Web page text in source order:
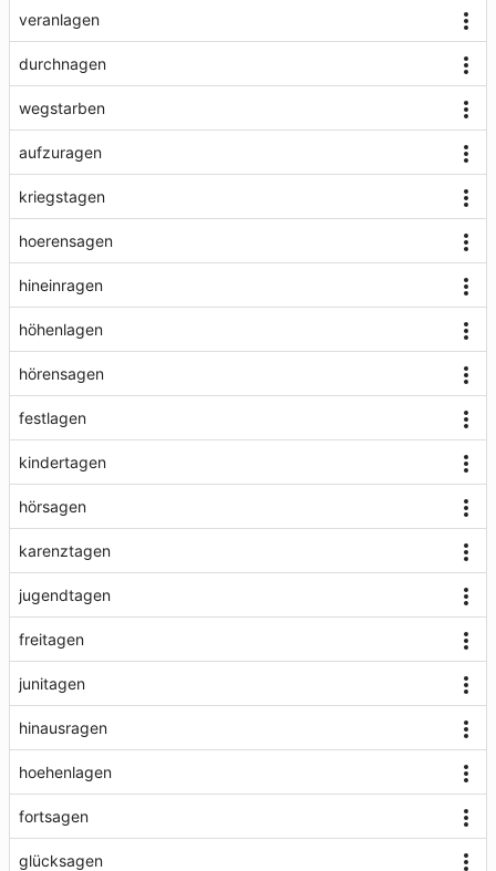
veranlagen
durchnagen
wegstarben
aufzuragen
kriegstagen
hoerensagen
hineinragen
höhenlagen
hörensagen
festlagen
kindertagen
hörsagen
karenztagen
jugendtagen
freitagen
junitagen
hinausragen
hoehenlagen
fortsagen
glücksagen